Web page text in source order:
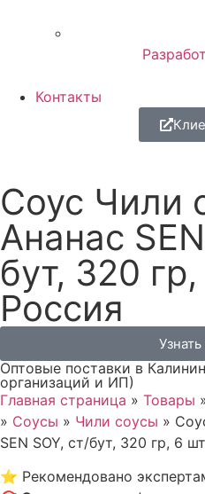
Контакты
Соус Чили
Ананас
бут, 320
Россия
Оптовые поставки в
организаций и ИП)
Главная страница » Товары
» Соусы » Чили соусы »
SEN SOY, ст/бут, 320 гр, 6
⭐ Рекомендовано